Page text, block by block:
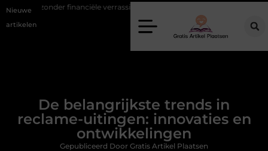
Nieuwe
artikelen
financiële verrassingen Gemiddelde tarieven van een dierenarts
De belangrijkste trends in
reclame-uitingen: innovaties en
ontwikkelingen
Gepubliceerd Door Gratis Artikel Plaatsen